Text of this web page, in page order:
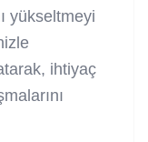
yükseltmeyi
ihtiyaç